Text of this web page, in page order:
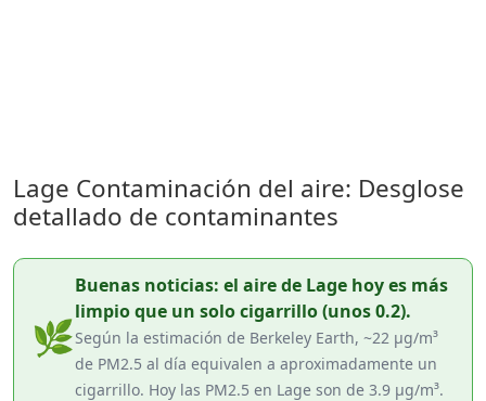
Lage Contaminación del aire: Desglose
detallado de contaminantes
🌿
Buenas noticias: el aire de Lage hoy es más
limpio que un solo cigarrillo (unos 0.2).
Según la estimación de Berkeley Earth, ~22 µg/m³
de PM2.5 al día equivalen a aproximadamente un
cigarrillo. Hoy las PM2.5 en Lage son de 3.9 µg/m³.